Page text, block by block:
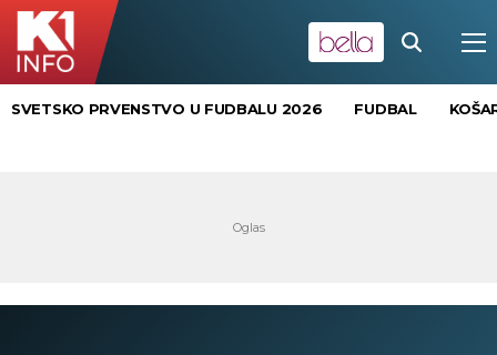
SVETSKO PRVENSTVO U FUDBALU 2026 FUDBAL